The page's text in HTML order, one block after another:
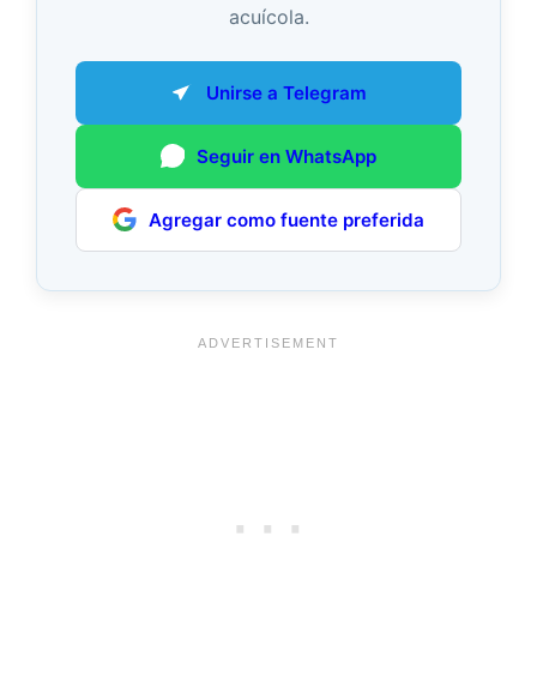
acuícola.
Unirse a Telegram
Seguir en WhatsApp
Agregar como fuente preferida